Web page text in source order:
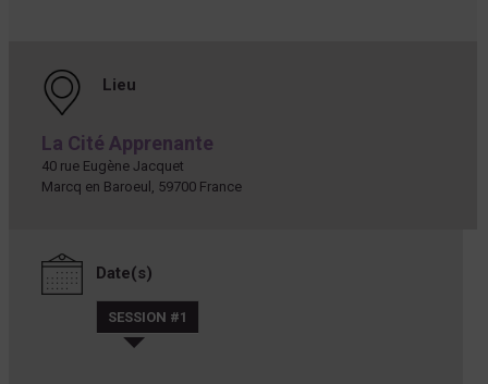
Lieu
La Cité Apprenante
40 rue Eugène Jacquet
Marcq en Baroeul , 59700 France
Date(s)
SESSION #1